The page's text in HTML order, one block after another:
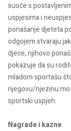
suoče s
uspjesima i
ponašanje djeteta
odgojem stvaraju
djece, njihovo
pokazuje da su
mladom sportašu
njegovu/njezinu
sportski uspjeh.
Nagrade i kazne